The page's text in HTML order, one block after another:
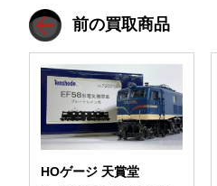
前の買取商品
HOゲージ 天賞堂